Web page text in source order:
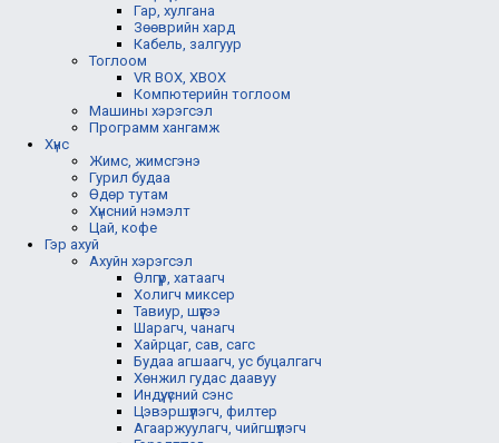
Гар, хулгана
Зөөврийн хард
Кабель, залгуур
Тоглоом
VR BOX, XBOX
Компютерийн тоглоом
Машины хэрэгсэл
Программ хангамж
Хүнс
Жимс, жимсгэнэ
Гурил будаа
Өдөр тутам
Хүнсний нэмэлт
Цай, кофе
Гэр ахуй
Ахуйн хэрэгсэл
Өлгүүр, хатаагч
Холигч миксер
Тавиур, шүүгээ
Шарагч, чанагч
Хайрцаг, сав, сагс
Будаа агшаагч, ус буцалгагч
Хөнжил гудас даавуу
Индүү, үсний сэнс
Цэвэршүүлэгч, филтер
Агааржуулагч, чийгшүүлэгч